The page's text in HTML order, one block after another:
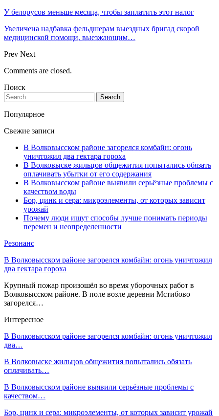
У белорусов меньше месяца, чтобы заплатить этот налог
Увеличена надбавка фельдшерам выездных бригад скорой
медицинской помощи, выезжающим…
Prev Next
Comments are closed.
Поиск
Популярное
Свежие записи
В Волковысском районе загорелся комбайн: огонь
уничтожил два гектара гороха
В Волковыске жильцов общежития попытались обязать
оплачивать убытки от его содержания
В Волковысском районе выявили серьёзные проблемы с
качеством воды
Бор, цинк и сера: микроэлементы, от которых зависит
урожай
Почему люди ищут способы лучше понимать периоды
перемен и неопределенности
Резонанс
В Волковысском районе загорелся комбайн: огонь уничтожил
два гектара гороха
Крупный пожар произошёл во время уборочных работ в
Волковысском районе. В поле возле деревни Мстибово
загорелся…
Интересное
В Волковысском районе загорелся комбайн: огонь уничтожил
два…
В Волковыске жильцов общежития попытались обязать
оплачивать…
В Волковысском районе выявили серьёзные проблемы с
качеством…
Бор, цинк и сера: микроэлементы, от которых зависит урожай